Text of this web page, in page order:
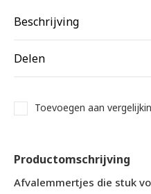
Beschrijving
Delen
Toevoegen aan
Productomschrijving
Afvalemmertjes die stuk